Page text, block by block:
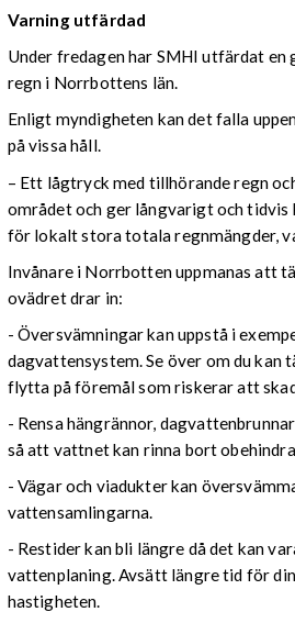
Varning utfärdad
Under fredagen har SMHI utfärdat
regn i Norrbottens län.
Enligt myndigheten kan det falla
på vissa håll.
– Ett lågtryck med tillhörande regn
området och ger långvarigt och
för lokalt stora totala regnmängder,
Invånare i Norrbotten uppmanas att
ovädret drar in:
- Översvämningar kan uppstå i
dagvattensystem. Se över om du kan
flytta på föremål som riskerar att
- Rensa hängrännor,
så att vattnet kan rinna bort
- Vägar och viadukter kan
vattensamlingarna.
- Restider kan bli längre då det kan
vattenplaning. Avsätt längre tid för din
hastigheten.